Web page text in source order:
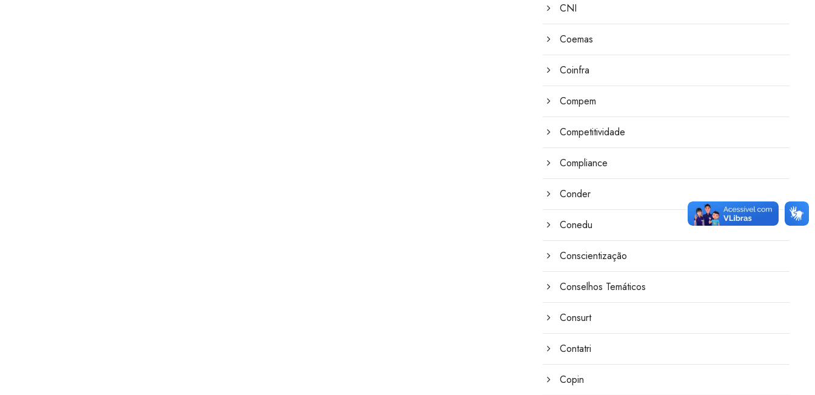
CNI
Coemas
Coinfra
Compem
Competitividade
Compliance
Conder
Conedu
Conscientização
Conselhos Temáticos
Consurt
Contatri
Copin